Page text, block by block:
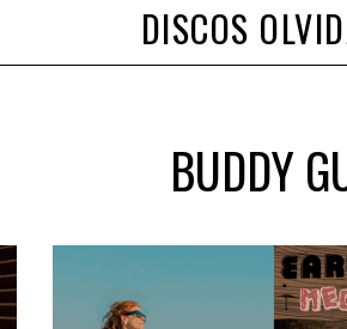
DISCOS
BUDDY